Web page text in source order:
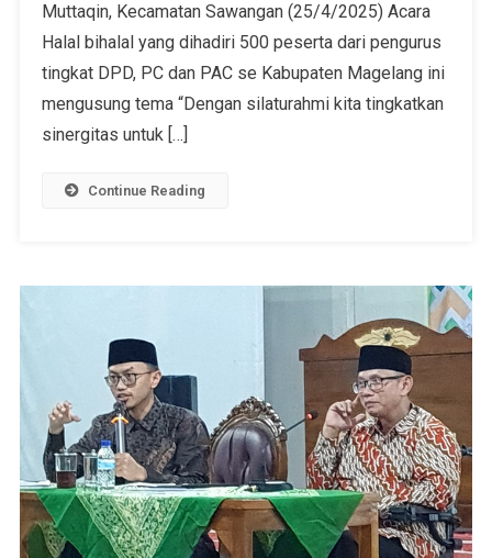
Muttaqin, Kecamatan Sawangan (25/4/2025) Acara
Halal bihalal yang dihadiri 500 peserta dari pengurus
tingkat DPD, PC dan PAC se Kabupaten Magelang ini
mengusung tema “Dengan silaturahmi kita tingkatkan
sinergitas untuk […]
Continue Reading